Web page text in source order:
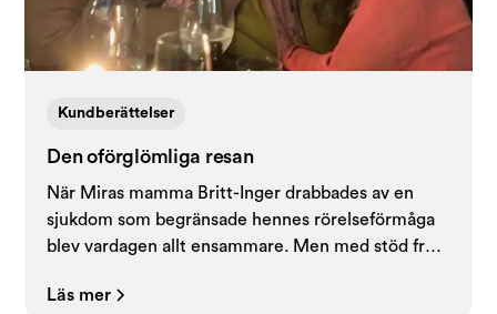
Kundberättelser
Den oförglömliga resan
När Miras mamma Britt-Inger drabbades av en
sjukdom som begränsade hennes rörelseförmåga
blev vardagen allt ensammare. Men med stöd från
efterlängtad dröm verklighet – en resa till
Läs mer